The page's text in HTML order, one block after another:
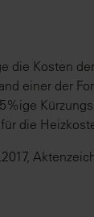
die Kosten
einer der
die